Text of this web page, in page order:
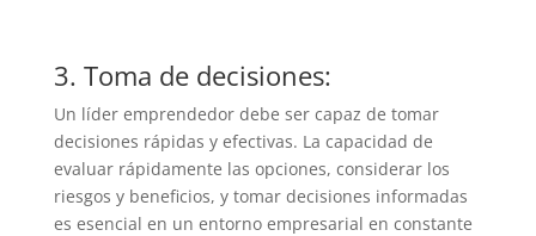
3. Toma de decisiones:
Un líder emprendedor debe ser capaz de tomar
decisiones rápidas y efectivas. La capacidad de
evaluar rápidamente las opciones, considerar los
riesgos y beneficios, y tomar decisiones informadas
es esencial en un entorno empresarial en constante